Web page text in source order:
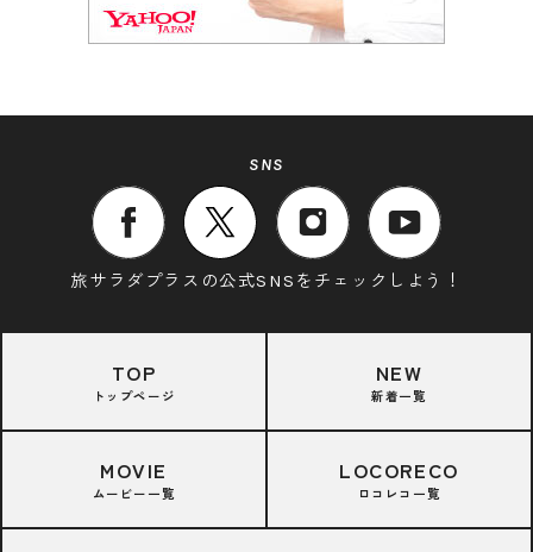
SNS
旅サラダプラスの公式SNSをチェックしよう！
TOP
トップページ
NEW
新着一覧
MOVIE
ムービー一覧
LOCORECO
ロコレコ一覧